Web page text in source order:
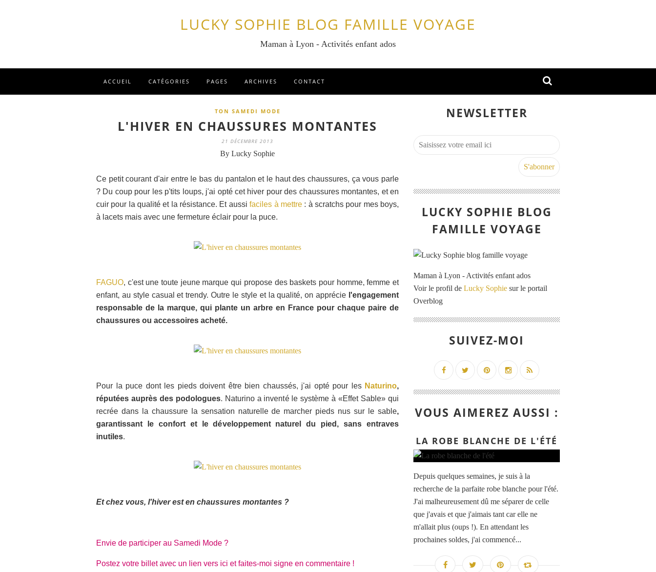
LUCKY SOPHIE BLOG FAMILLE VOYAGE
Maman à Lyon - Activités enfant ados
ACCUEIL CATÉGORIES PAGES ARCHIVES CONTACT
TON SAMEDI MODE
L'HIVER EN CHAUSSURES MONTANTES
21 DÉCEMBRE 2013
By Lucky Sophie
Ce petit courant d'air entre le bas du pantalon et le haut des chaussures, ça vous parle
? Du coup pour les p'tits loups, j'ai opté cet hiver pour des chaussures montantes, et en
cuir pour la qualité et la résistance. Et aussifaciles à mettre: à scratchs pour mes boys,
à lacets mais avec une fermeture éclair pour la puce.
FAGUO, c'est une toute jeune marque qui propose des baskets pour homme, femme et
enfant, au style casual et trendy. Outre le style et la qualité, on apprécie l'engagement
responsable de la marque, qui plante un arbre en France pour chaque paire de
chaussures ou accessoires acheté.
Pour la puce dont les pieds doivent être bien chaussés, j'ai opté pour les Naturino,
réputées auprès des podologues. Naturino a inventé le système à «Effet Sable» qui
recrée dans la chaussure la sensation naturelle de marcher pieds nus sur le sable,
garantissant le confort et le développement naturel du pied, sans entraves
inutiles.
Et chez vous, l'hiver est en chaussures montantes ?
Envie de participer au Samedi Mode ?
Postez votre billet avec un lien vers ici et faites-moi signe en commentaire !
NEWSLETTER
LUCKY SOPHIE BLOG
FAMILLE VOYAGE
Maman à Lyon - Activités enfant ados
Voir le profil de Lucky Sophie sur le portail
Overblog
SUIVEZ-MOI
VOUS AIMEREZ AUSSI :
LA ROBE BLANCHE DE L'ÉTÉ
Depuis quelques semaines, je suis à la
recherche de la parfaite robe blanche pour l'été.
J'ai malheureusement dû me séparer de celle
que j'avais et que j'aimais tant car elle ne
m'allait plus (oups !). En attendant les
prochaines soldes, j'ai commencé...